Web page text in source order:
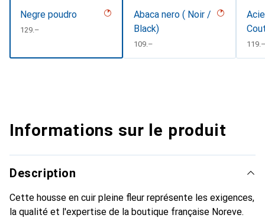
Negre poudro
CHF
129.–
Abaca nero ( Noir /
Black)
CHF
109.– CHF
Informations sur le produit
Description
Cette housse en cuir pleine fleur représente les exigences,
la qualité et l'expertise de la boutique française Noreve.